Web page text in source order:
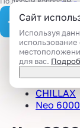
Все
Каталог
CHILLAX
Neo 6000
Сайт
Используя
для вас.